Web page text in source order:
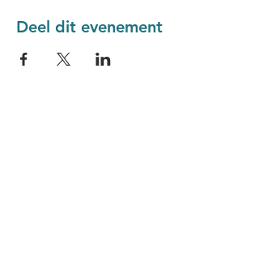
therapietrouw), maar ook hoe je het
praktisch aanpakt (financieel, logistiek...).
Aan het einde ben je in staat om zelf een
lokaal MFO-project kan opzetten!
Deel dit evenement